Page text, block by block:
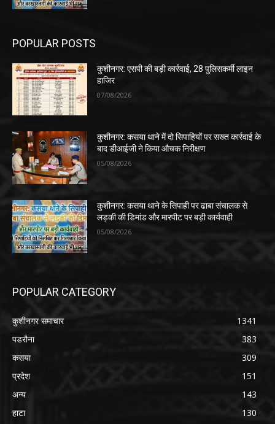
POPULAR POSTS
कुशीनगर: एसपी की बड़ी कार्रवाई, 28 पुलिसकर्मी लाइन
हाजिर
07/08/2026
कुशीनगर: कसया थाने में दो सिपाहियों पर सख्त कार्रवाई के
बाद डीआईजी ने किया औचक निरीक्षण
05/08/2026
कुशीनगर: कसया थाने के सिपाही पर ढाबा संचालक से
लड़की की डिमांड और मारपीट पर बड़ी कार्यवाही
05/08/2026
POPULAR CATEGORY
कुशीनगर समाचार
1341
पडरौना
383
कसया
309
प्रदेश
151
अन्य
143
हाटा
130